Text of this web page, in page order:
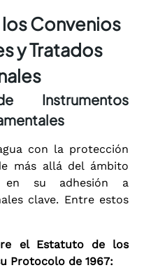
Convenios
y Tratados
Instrumentos
con la protección
más allá del ámbito
su adhesión a
clave. Entre estos
el Estatuto de los
Protocolo de 1967: